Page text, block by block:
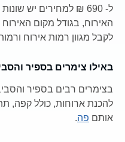
ל- 690 ₪ למחירים יש
האירוח, בגודל מקום האירוח
לקבל מגוון רמות אירוח
באילו צימרים בספיר
בצימרים רבים בספיר
להכנת ארוחות, כולל קפה,
אותם פה.